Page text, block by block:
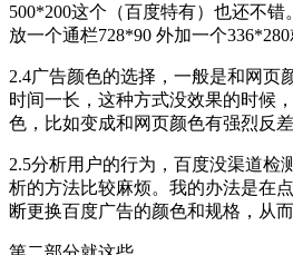
500*200这个（百度特有）也还不
放一个通栏728*90 外加一个336*280
2.4广告颜色的选择，一般是和网页
时间一长，这种方式没效果的时候
色，比如变成和网页颜色有强烈反差
2.5分析用户的行为，百度没渠道检
析的方法比较麻烦。我的办法是在
断更换百度广告的颜色和规格，从